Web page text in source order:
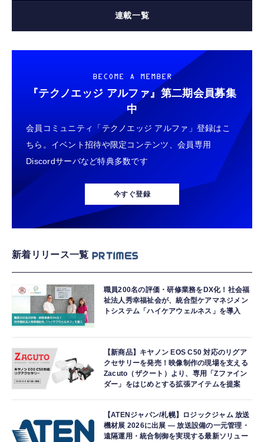
連載一覧
BECOME A MEMBER
『テクノエッジ アルファ』 第二期会員募集
中
会員コミュニティ「テクノエッジ アルファ」登録はこ
ちら。イベント招待や限定コンテンツ、会員専用
Discordサーバなど特典多数です
今すぐ登録
新着リリース一覧
職員200名の評価・研修業務をDX化！社会福
祉法人秀幸福祉会が、統合型ケアマネジメン
トシステム「ハイケアウェルネス」を導入
【新商品】キヤノン EOS C50 対応のリグア
クセサリーを発売！映像制作の現場を支える
Zacuto（ザクート）より、専用「Zファイン
ダー」をはじめとする拡張アイテムを提案
【ATENジャパン/札幌】ロジックジャム 放送
機材展 2026に出展 ― 放送設備の一元管理・
遠隔運用・統合制御を実現する最新ソリュー